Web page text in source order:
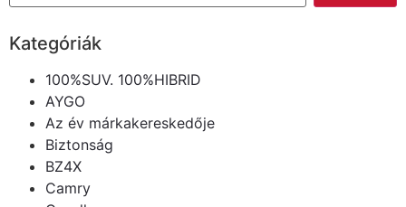
Kategóriák
100%SUV. 100%HIBRID
AYGO
Az év márkakereskedője
Biztonság
BZ4X
Camry